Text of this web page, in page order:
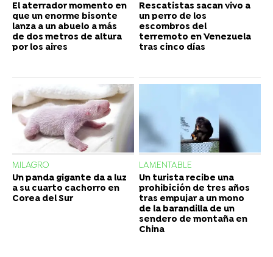
El aterrador momento en
que un enorme bisonte
lanza a un abuelo a más
de dos metros de altura
por los aires
Rescatistas sacan vivo a
un perro de los
escombros del
terremoto en Venezuela
tras cinco días
MILAGRO
Un panda gigante da a luz
a su cuarto cachorro en
Corea del Sur
LAMENTABLE
Un turista recibe una
prohibición de tres años
tras empujar a un mono
de la barandilla de un
sendero de montaña en
China